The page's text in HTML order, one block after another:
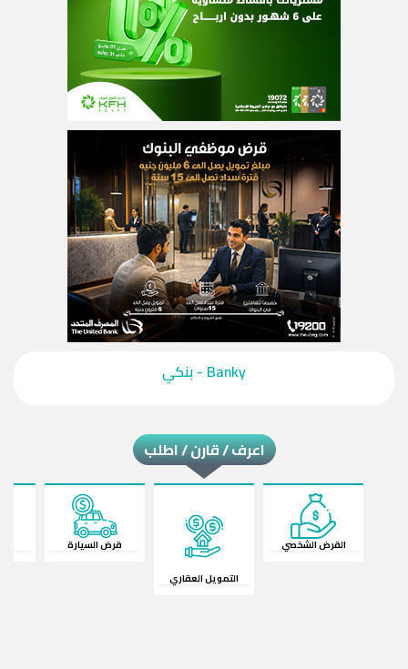
‎Banky - بنكي‎
اعرف / قارن / اطلب
القرض الشخصي
التمويل العقاري
قرض السيارة